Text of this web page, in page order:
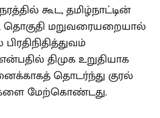
கூட, தமிழ்நாட்டின்
தொகுதி மறுவரையறையால்
திமுக உறுதியாக
தொடர்ந்து குரல்
மேற்கொண்டது.